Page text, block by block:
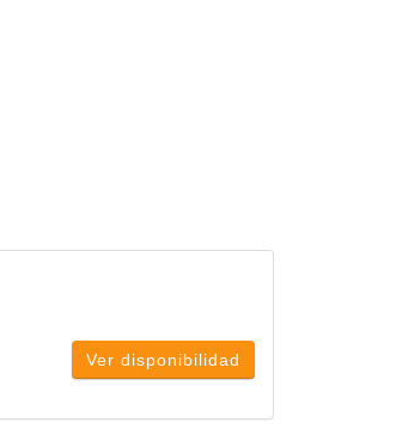
Ver disponibilidad